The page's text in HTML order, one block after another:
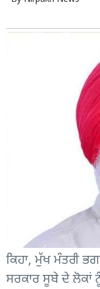
ਕਿਹਾ, ਮੁੱਖ ਮੰਤਰੀ
ਸਰਕਾਰ ਸੂਬੇ ਦੇ ਲੋਕਾਂ